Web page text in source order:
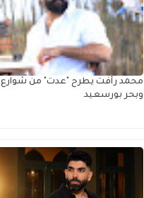
محمد رأفت يطرح "عدت" من شوارع
وبحر بورسعيد